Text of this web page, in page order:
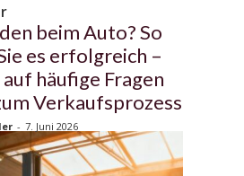
beim Auto? So
es erfolgreich –
häufige Fragen
Verkaufsprozess
- 7. Juni 2026